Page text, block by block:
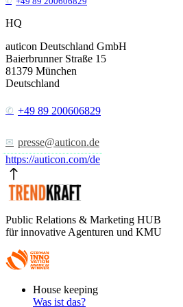
HQ
auticon Deutschland GmbH
Baierbrunner Straße 15
81379 München
Deutschland
+49 89 200606829
presse@auticon.de
https://auticon.com/de
Public Relations & Marketing HUB
für innovative Agenturen und KMU
FooterHouse keeping
Was ist das?